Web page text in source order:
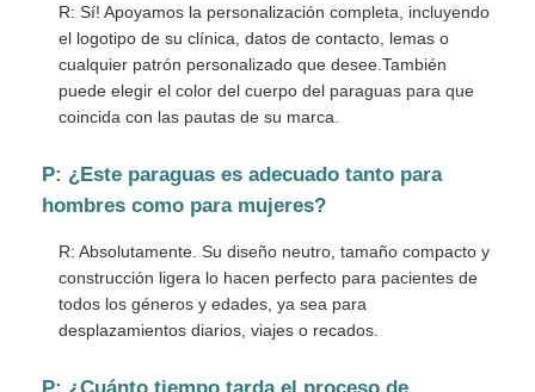
R: Sí! Apoyamos la personalización completa, incluyendo
el logotipo de su clínica, datos de contacto, lemas o
cualquier patrón personalizado que desee.También
puede elegir el color del cuerpo del paraguas para que
coincida con las pautas de su marca.
P: ¿Este paraguas es adecuado tanto para
hombres como para mujeres?
R: Absolutamente. Su diseño neutro, tamaño compacto y
construcción ligera lo hacen perfecto para pacientes de
todos los géneros y edades, ya sea para
desplazamientos diarios, viajes o recados.